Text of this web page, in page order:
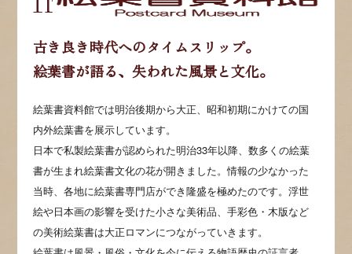
古き良き時代へのタイムスリップ。
絵葉書が語る、失われた風景と文化。
絵葉書資料館では明治後期から大正、昭和初期にかけての国
内外絵葉書を展示しています。
日本で私製絵葉書が認められた明治33年以降、数多くの絵葉
書が生まれ絵葉書文化の花が開きました。情報の少なかった
当時、各地に絵葉書専門店ができ隆盛を極めたのです。浮世
絵や日本画の影響を受けた小さな美術品、手彩色・木版など
の美術絵葉書は大正ロマンにつながっていきます。